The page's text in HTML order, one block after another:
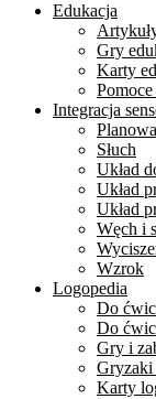
Edukacja
Gry
Karty
Integracja
Słuch
Układ
Układ
Układ
Węch i
Wzrok
Logopedia
Do
Do
Gry i
Gryzaki
Karty